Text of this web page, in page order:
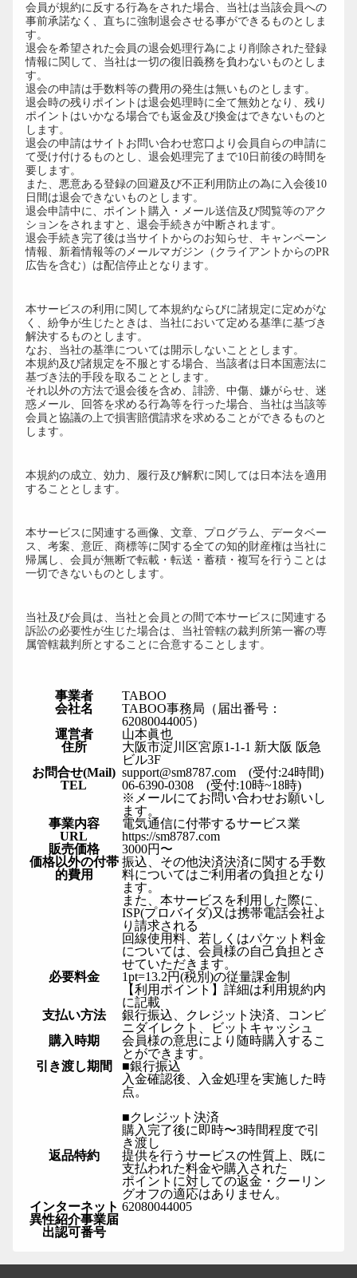
会員が規約に反する行為をされた場合、当社は当該会員への
事前承諾なく、直ちに強制退会させる事ができるものとしま
す。
退会を希望された会員の退会処理行為により削除された登録
情報に関して、当社は一切の復旧義務を負わないものとしま
す。
退会の申請は手数料等の費用の発生は無いものとします。
退会時の残りポイントは退会処理時に全て無効となり、残り
ポイントはいかなる場合でも返金及び換金はできないものと
します。
退会の申請はサイトお問い合わせ窓口より会員自らの申請に
て受け付けるものとし、退会処理完了まで10日前後の時間を
要します。
また、悪意ある登録の回避及び不正利用防止の為に入会後10
日間は退会できないものとします。
退会申請中に、ポイント購入・メール送信及び閲覧等のアク
ションをされますと、退会手続きが中断されます。
退会手続き完了後は当サイトからのお知らせ、キャンペーン
情報、新着情報等のメールマガジン（クライアントからのPR
広告を含む）は配信停止となります。
本サービスの利用に関して本規約ならびに諸規定に定めがな
く、紛争が生じたときは、当社において定める基準に基づき
解決するものとします。
なお、当社の基準については開示しないこととします。
本規約及び諸規定を不服とする場合、当該者は日本国憲法に
基づき法的手段を取ることとします。
それ以外の方法で退会後を含め、誹謗、中傷、嫌がらせ、迷
惑メール、回答を求める行為等を行った場合、当社は当該等
会員と協議の上で損害賠償請求を求めることができるものと
します。
本規約の成立、効力、履行及び解釈に関しては日本法を適用
することとします。
本サービスに関連する画像、文章、プログラム、データベー
ス、考案、意匠、商標等に関する全ての知的財産権は当社に
帰属し、会員が無断で転載・転送・蓄積・複写を行うことは
一切できないものとします。
当社及び会員は、当社と会員との間で本サービスに関連する
訴訟の必要性が生じた場合は、当社管轄の裁判所第一審の専
属管轄裁判所とすることに合意することします。
事業者
TABOO
会社名
TABOO事務局（届出番号：
62080044005）
運営者
山本眞也
住所
大阪市淀川区宮原1-1-1 新大阪 阪急
ビル3F
お問合せ(Mail) support@sm8787.com (受付:24時間)
TEL
06-6390-0308 (受付:10時~18時)
※メールにてお問い合わせお願いし
ます。
事業内容
電気通信に付帯するサービス業
URL
https://sm8787.com
販売価格
3000円〜
価格以外の付帯
的費用
振込、その他決済決済に関する手数
料についてはご利用者の負担となり
ます。
また、本サービスを利用した際に、
ISP(プロバイダ)又は携帯電話会社よ
り請求される
回線使用料、若しくはパケット料金
については、会員様の自己負担とさ
せていただきます。
必要料金
1pt=13.2円(税別)の従量課金制
【利用ポイント】詳細は利用規約内
に記載
支払い方法
銀行振込、クレジット決済、コンビ
ニダイレクト、ビットキャッシュ
購入時期
会員様の意思により随時購入するこ
とができます。
引き渡し期間
■銀行振込
入金確認後、入金処理を実施した時
点。
■クレジット決済
購入完了後に即時〜3時間程度で引
き渡し
返品特約
提供を行うサービスの性質上、既に
支払われた料金や購入された
ポイントに対しての返金・クーリン
グオフの適応はありません。
インターネット
異性紹介事業届
出認可番号
62080044005